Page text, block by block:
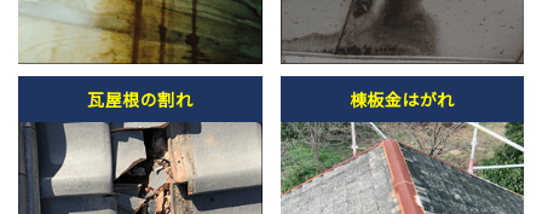
瓦屋根の割れ 棟板金はがれ